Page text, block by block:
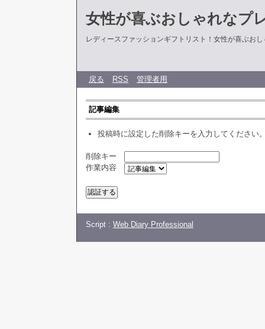
女性が喜ぶおしゃれなプ
レディースファッションギフトリスト！女性が喜ぶお
戻る RSS 管理者用
記事編集
投稿時に設定した削除キーを入力してください
削除キー
作業内容
Script : Web Diary Professional